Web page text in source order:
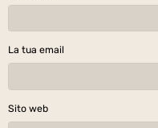
La tua email
Sito web